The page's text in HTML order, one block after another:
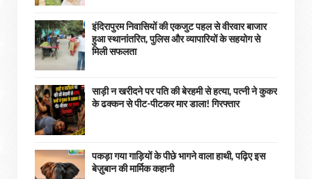
इंदिरापुरम निवासियों की एकजुट पहल से वीरवार बाजार
हुआ स्थानांतरित, पुलिस और व्यापारियों के सहयोग से
मिली सफलता
साड़ी न खरीदने पर पति की बेरहमी से हत्या, पत्नी ने कुकर
के ढक्कन से पीट-पीटकर मार डाला! गिरफ्तार
पकड़ा गया गाड़ियों के पीछे भागने वाला हाथी, पढ़िए इस
बेज़ुबान की मार्मिक कहानी